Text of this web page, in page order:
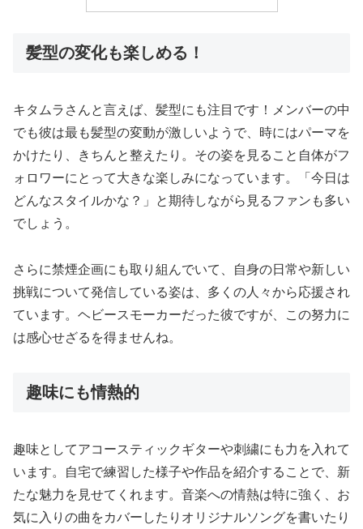
髪型の変化も楽しめる！
キタムラさんと言えば、髪型にも注目です！メンバーの中
でも彼は最も髪型の変動が激しいようで、時にはパーマを
かけたり、きちんと整えたり。その姿を見ること自体がフ
ォロワーにとって大きな楽しみになっています。「今日は
どんなスタイルかな？」と期待しながら見るファンも多い
でしょう。
さらに禁煙企画にも取り組んでいて、自身の日常や新しい
挑戦について発信している姿は、多くの人々から応援され
ています。ヘビースモーカーだった彼ですが、この努力に
は感心せざるを得ませんね。
趣味にも情熱的
趣味としてアコースティックギターや刺繍にも力を入れて
います。自宅で練習した様子や作品を紹介することで、新
たな魅力を見せてくれます。音楽への情熱は特に強く、お
気に入りの曲をカバーしたりオリジナルソングを書いたり